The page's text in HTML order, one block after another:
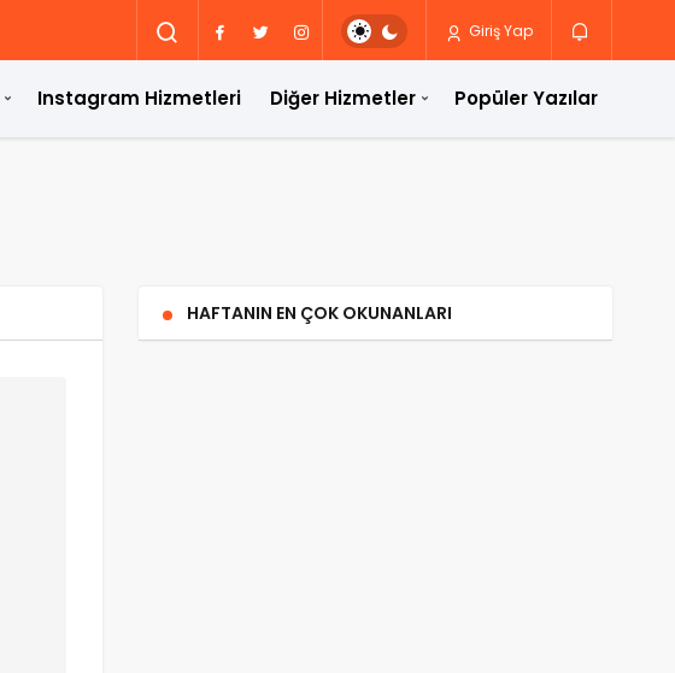
Giriş Yap
Instagram Hizmetleri Diğer Hizmetler Popüler Yazılar
HAFTANIN EN ÇOK OKUNANLARI